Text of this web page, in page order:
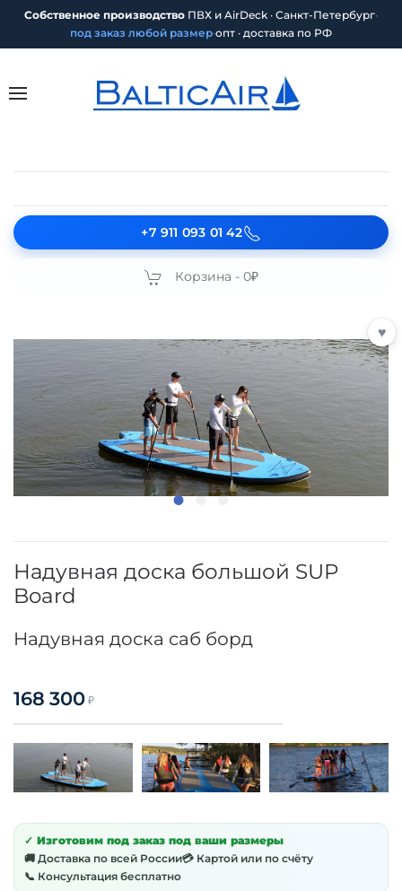
Собственное производство ПВХ и AirDeck · Санкт-Петербург·
под заказ любой размер·опт · доставка по РФ
+7 911 093 01 42
Корзина - 0₽
Надувная доска большой SUP
Board
Надувная доска саб борд
168 300 ₽
✓ Изготовим под заказ под ваши размеры
🚚 Доставка по всей России💳 Картой или по счёту
📞 Консультация бесплатно
♥